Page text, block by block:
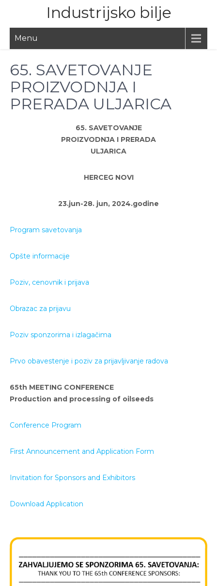
content
Industrijsko bilje
Menu
65. SAVETOVANJE
PROIZVODNJA I
PRERADA ULJARICA
65. SAVETOVANJE
PROIZVODNJA I PRERADA
ULJARICA
HERCEG NOVI
23.jun-28. jun, 2024.godine
Program savetovanja
Opšte informacije
Poziv, cenovnik i prijava
Obrazac za prijavu
Poziv sponzorima i izlagačima
Prvo obavestenje i poziv za prijavljivanje radova
65th MEETING CONFERENCE
Production and processing of oilseeds
Conference Program
First Announcement and Application Form
Invitation for Sponsors and Exhibitors
Download Application